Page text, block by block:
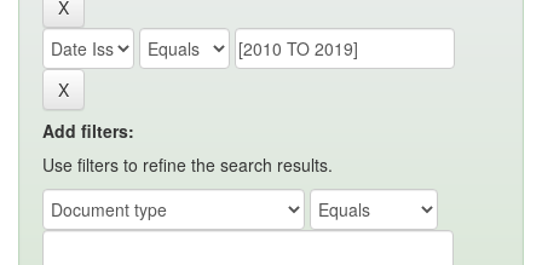
Add filters:
Use filters to refine the search results.